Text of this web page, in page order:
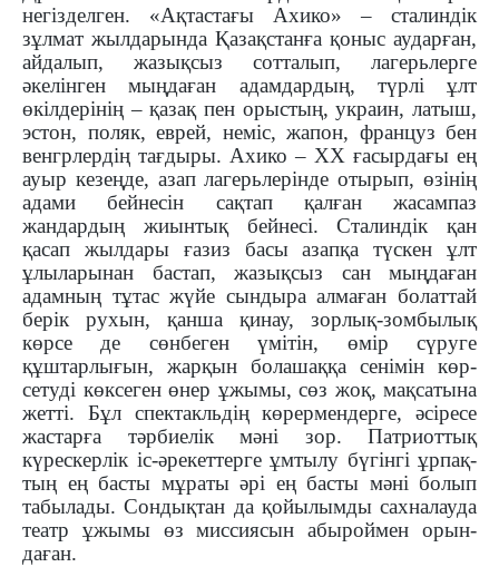
негізделген. «Ақтастағы Ахико» – сталин­дік
зұлмат жылдарында Қазақстанға қоныс аудар­ған,
айдалып, жазықсыз сотталып, лагерьлерге
әкелінген мыңдаған адамдардың, түрлі ұлт
өкілдерінің – қазақ пен орыстың, украин, латыш,
эстон, поляк, еврей, неміс, жапон, француз бен
венгрлердің тағдыры. Ахико – ХХ ғасырдағы ең
ауыр кезеңде, азап лагерьлерінде отырып, өзінің
адами бейнесін сақтап қалған жасампаз
жандардың жиынтық бейнесі. Сталиндік қан
қасап жылдары ғазиз басы азапқа түскен ұлт
ұлыларынан бастап, жазықсыз сан мыңдаған
адамның тұтас жүйе сындыра алмаған болаттай
берік рухын, қанша қинау, зорлық-зомбы­лық
көрсе де сөнбеген үмітін, өмір сүру­ге
құштарлығын, жарқын болашаққа сені­мін көр­
сетуді көксеген өнер ұжымы, сөз жоқ, мақ­сатына
жетті. Бұл спектакльдің көрермен­дерге, әсіресе
жастарға тәрбиелік мәні зор. Па­триоттық
күрескерлік іс-әрекеттерге ұмтылу бүгінгі ұр­пақ­
тың ең басты мұраты әрі ең басты мәні болып
табылады. Сондықтан да қойылым­ды сахналауда
театр ұжымы өз миссиясын абыроймен орын­
даған.